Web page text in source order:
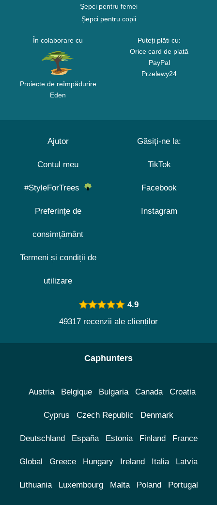
Șepci pentru femei
Șepci pentru copii
În colaborare cu
Proiecte de reîmpădurire
Eden
Puteți plăti cu:
Orice card de plată
PayPal
Przelewy24
Ajutor
Contul meu
#StyleForTrees
Preferințe de
consimțământ
Termeni și condiții de
utilizare
Găsiți-ne la:
TikTok
Facebook
Instagram
4.9
49317 recenzii ale clienților
Caphunters
Austria Belgique Bulgaria Canada Croatia
Cyprus Czech Republic Denmark
Deutschland España Estonia Finland France
Global Greece Hungary Ireland Italia Latvia
Lithuania Luxembourg Malta Poland Portugal